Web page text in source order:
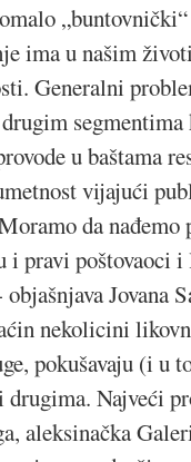
ima u našim
Generalni
u baštama
vijajući
da nađemo
i pravi
Jovana
nekolicini
pokušavaju (i u
drugima. Najveći
aleksinačka